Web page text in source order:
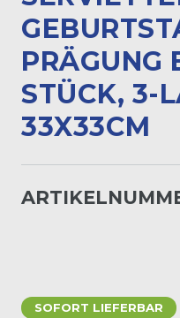
PRÄGUNG
STÜCK, 3-
33X33CM
SOFORT LIEFERBAR